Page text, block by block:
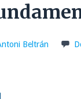
Beltrán